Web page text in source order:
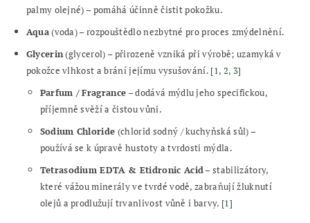
palmy olejné) – pomáhá účinně čistit pokožku.
Aqua(voda) – rozpouštědlo nezbytné pro proces zmýdelnění.
Glycerin(glycerol) – přirozeně vzniká při výrobě; uzamyká v
pokožce vlhkost a brání jejímu vysušování. [1, 2, 3]
Parfum / Fragrance – dodává mýdlu jeho specifickou,
příjemně svěží a čistou vůni.
Sodium Chloride (chlorid sodný / kuchyňská sůl) –
používá se k úpravě hustoty a tvrdosti mýdla.
Tetrasodium EDTA & Etidronic Acid– stabilizátory,
které vážou minerály ve tvrdé vodě, zabraňují žluknutí
olejů a prodlužují trvanlivost vůně i barvy. [1]